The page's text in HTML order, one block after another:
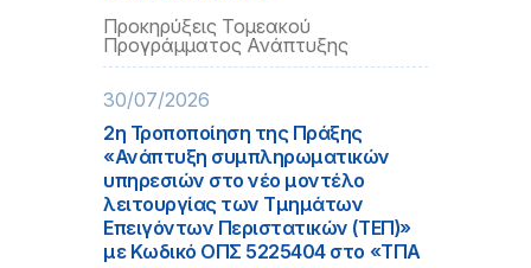
Προκηρύξεις Τομεακού
Προγράμματος Ανάπτυξης
30/07/2026
2η Τροποποίηση της Πράξης
«Ανάπτυξη συμπληρωματικών
υπηρεσιών στο νέο μοντέλο
λειτουργίας των Τμημάτων
Επειγόντων Περιστατικών (ΤΕΠ)»
με Κωδικό ΟΠΣ 5225404 στο «ΤΠΑ